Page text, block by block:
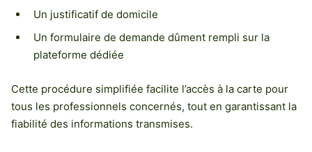
Un justificatif de domicile
Un formulaire de demande dûment rempli sur la
plateforme dédiée
Cette procédure simplifiée facilite l’accès à la carte pour
tous les professionnels concernés, tout en garantissant la
fiabilité des informations transmises.